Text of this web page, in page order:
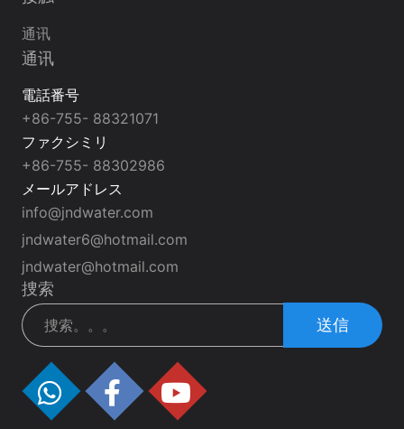
通讯
通讯
電話番号
+86-755- 88321071
ファクシミリ
+86-755- 88302986
メールアドレス
info@jndwater.com
jndwater6@hotmail.com
jndwater@hotmail.com
捜索
送信